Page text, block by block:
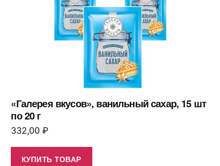
«Галерея вкусов», ванильный сахар, 15 шт
по 20 г
332,00 ₽
КУПИТЬ ТОВАР